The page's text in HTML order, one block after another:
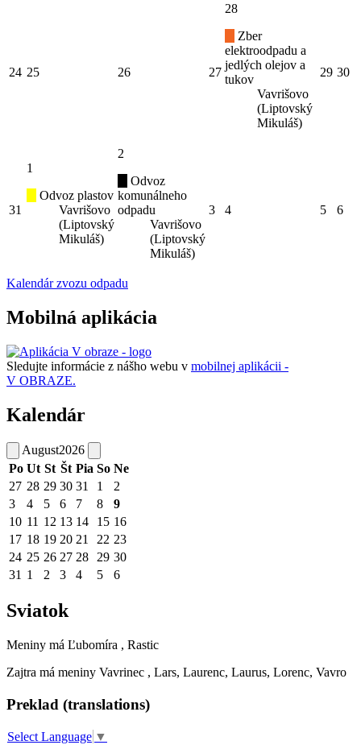
24 25 26 27
28
Zber
elektroodpadu a
jedlých olejov a
tukov
Vavrišovo
(Liptovský
Mikuláš)
29 30
31
1
Odvoz plastov
Vavrišovo
(Liptovský
Mikuláš)
2
Odvoz
komunálneho
odpadu
Vavrišovo
(Liptovský
Mikuláš)
3 4 5 6
Kalendár zvozu odpadu
Mobilná aplikácia
Sledujte informácie z nášho webu v mobilnej aplikácii -
V OBRAZE.
Kalendár
August2026
Po Ut St Št Pia So Ne
27 28 29 30 31 1
2
3
4 5 6 7 8
9
10 11 12 13 14 15 16
17 18 19 20 21 22 23
24 25 26 27 28 29 30
31 1 2 3 4 5 6
Sviatok
Meniny má Ľubomíra , Rastic
Zajtra má meniny Vavrinec , Lars, Laurenc, Laurus, Lorenc, Vavro
Preklad (translations)
Select Language ▼